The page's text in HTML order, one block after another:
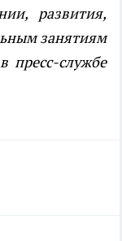
развития,
занятиям
пресс-службе